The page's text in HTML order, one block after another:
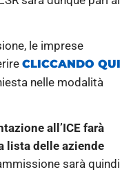
le imprese
CLICCANDO QUI
nelle modalità
all’ICE farà
lista delle aziende
sarà quindi